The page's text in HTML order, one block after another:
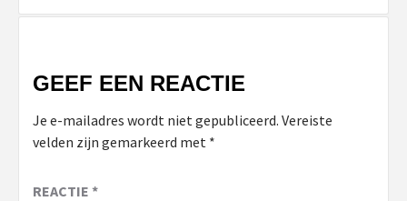
GEEF EEN REACTIE
Je e-mailadres wordt niet gepubliceerd. Vereiste
velden zijn gemarkeerd met *
REACTIE *